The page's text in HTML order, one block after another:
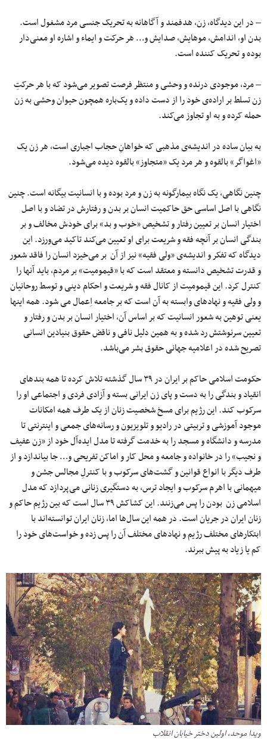
– در این دیدگاه، زن، هدفمند و آگاهانه به تحریک جنسی مرد مشغول است.
بدن او، اندامش، موهایش، صدایش و… هر حرکت و ایماء و اشاره او معنی‌دار
بوده و تحریک کننده است.
– مرد، موجودی درنده و وحشی و منتظر فرصت تصویر می‌شود که با هر حرکتِ
زن تسلط بر اراده‌ی خود را از دست داده و یک‌باره همچون حیوان وحشی به زن
حمله کرده و به او تجاوز می‌کند.
به بیان ساده در اندیشه‌ی مذهبی که خواهانِ حجاب اجباری است، هر زن یک
«اغواگر» بالقوه و هر مرد یک «متجاوز» بالقوه دیده می‌شود.
چنین نگاهی، یک نگاه بیمارگونه به زن و مرد بوده و با انسانیت بیگانه است. چنین
نگاهی با اصل اساسی حق حاکمیت انسان بر بدن و رفتارش در تضاد و با اصل
اختیار انسان بر تعیین رفتار و تشخیص «خوب و بد» برای خودش مخالف و بر
بندگی انسان بر آنچه فقه و شریعت برای او تعیین می‌کند تاکید می‌ورزد. این
دیدگاه که تفکر و اندیشه‌ی «ولی فقیه» نیز از آن بر می‌خیزد انسان را فاقد شعور
و قدرت تشخیص دانسته و معتقد است که با «قیمومیت» بر مردم، باید آنها را
کنترل کرد. این قیمومیت از کانال فقه و شریعت و احکام دینی و توسط روحانیان
و ولی فقیه و نهادهای وابسته به آن است که بر جامعه اِعمال می شود. همه اینها
یعنی توهین به شعور انسانیت که بر اساس آن، اختیار انسان بر بدن و رفتار و
تعیین سرنوشتش رد شده و به همین دلیل نافی و ناقض حقوق بنیادین انسانی
تصریح شده در اعلامیه جهانی حقوق بشر می‌باشد.
حکومت اسلامی حاکم بر ایران در ۳۹ سال گذشته تلاش کرده تا همه بندهای
انقیاد و بندگی را به دست و پای زن ایرانی بسته و آزادی فردی و اجتماعی او را
سرکوب کند. این رژیم برای مسخ شخصیت زنان از یک طرف همه امکانات
موجود آموزشی و تربیتی در رادیو و تلویزیون و رسانه‌های جمعی و اینترنتی تا
مدرسه و دانشگاه و مسجد را به خدمت گرفته تا مدل ایده‌آل خود از «زن عفیف
و نجیب» را در خانواده و جامعه و محل کار و اماکن تفریحی و… جا بیاندازد و از
طرف دیگر با انواع قوانین و گشت‌های سرکوب و با کنترلِ مجالس جشن و
میهمانی با اهرم سرکوب و ایجاد ترس، به دستگیری زنانی می‌پردازد که مدل
اسلامی زن بودن را پس می‌زنند. این کشاکش ۳۹ سال است که بین رژیم حاکم و
زنان ایران در جریان است. در همه این سال‌ها اما، زنان ایران توانسته‌اند با
ابتکارهای مختلف رژیم و نهادهای مختلف آن را پس زده و خواست‌های خود را
کم یا زیاد به پیش ببرند.
ویدا موحد، اولین دختر خیابان انقلاب